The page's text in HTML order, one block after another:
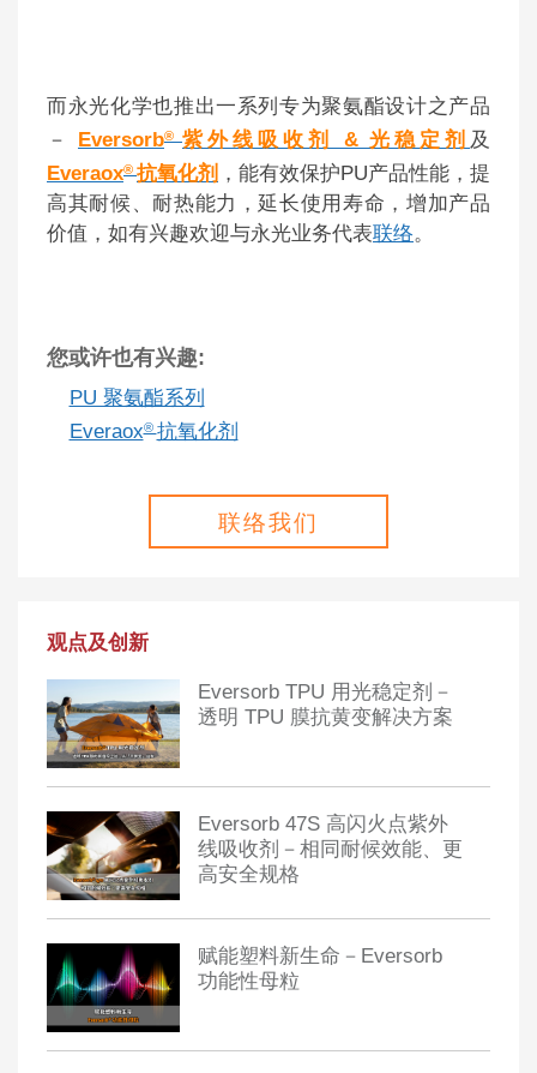
而永光化学也推出一系列专为聚氨酯设计之产品
－ Eversorb® 紫外线吸收剂 & 光稳定剂 及
Everaox® 抗氧化剂 ，能有效保护PU产品性能，提
高其耐候、耐热能力，延长使用寿命，增加产品
价值，如有兴趣欢迎与永光业务代表联络。
您或许也有兴趣:
PU 聚氨酯系列
Everaox® 抗氧化剂
联络我们
观点及创新
Eversorb TPU 用光稳定剂－
透明 TPU 膜抗黄变解决方案
Eversorb 47S 高闪火点紫外
线吸收剂－相同耐候效能、更
高安全规格
赋能塑料新生命－Eversorb
功能性母粒